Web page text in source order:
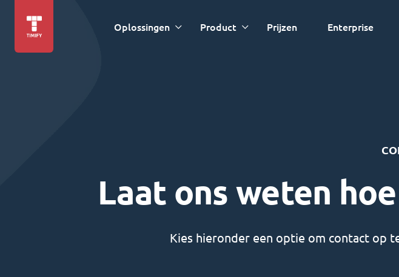
Oplossingen Product Prijzen Enterprise
Laat ons weten
Kies hieronder een optie om contact op